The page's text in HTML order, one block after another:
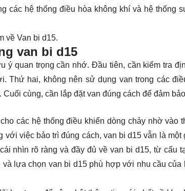
các hệ thống điều hòa không khí và hệ thống
về Van bi d15.
van bi d15
ý quan trọng cần nhớ. Đầu tiên, cần kiểm tra
Thứ hai, không nên sử dụng van trong các
cùng, cần lắp đặt van đúng cách để đảm
các hệ thống điều khiển dòng chảy nhờ vào
với việc bảo trì đúng cách, van bi d15 vẫn là
nhìn rõ ràng và đầy đủ về van bi d15, từ cấu
lựa chọn van bi d15 phù hợp với nhu cầu của